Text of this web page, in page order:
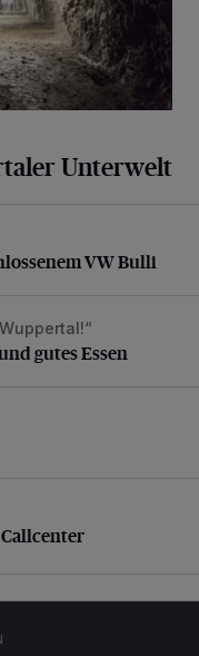
Unterwelt
VW Bulli
VW Bulli
gutes Essen
gutes Essen